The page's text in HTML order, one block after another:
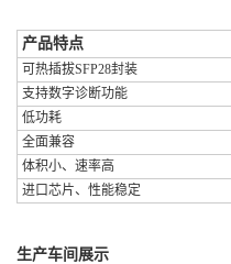
产品特点
可热插拔SFP28封装
支持数字诊断功能
低功耗
全面兼容
体积小、速率高
进口芯片、性能稳定
生产车间展示